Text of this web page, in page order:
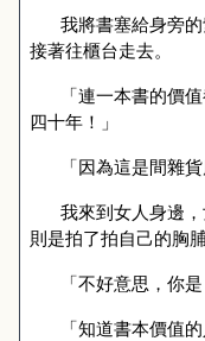
我將書塞給身旁
接著往櫃台走去。
「連一本書的價
四十年！」
「因為這是間雜
我來到女人身邊
則是拍了拍自己的胸
「不好意思，你是
「知道書本價值